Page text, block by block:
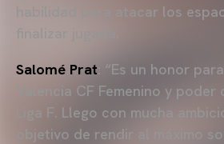
habilidad para atacar los
finalizar jugada.
Salomé Prat: “Es un honor
Valencia CF Femenino y
Liga F. Llego con mucha
objetivo de rendir al máximo